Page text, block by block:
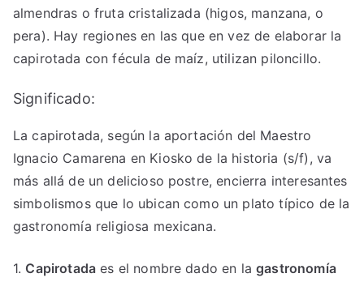
almendras o fruta cristalizada (higos, manzana, o
pera). Hay regiones en las que en vez de elaborar la
capirotada con fécula de maíz, utilizan piloncillo.
Significado:
La capirotada, según la aportación del Maestro
Ignacio Camarena en Kiosko de la historia (s/f), va
más allá de un delicioso postre, encierra interesantes
simbolismos que lo ubican como un plato típico de la
gastronomía religiosa mexicana.
1. Capirotada es el nombre dado en lagastronomía